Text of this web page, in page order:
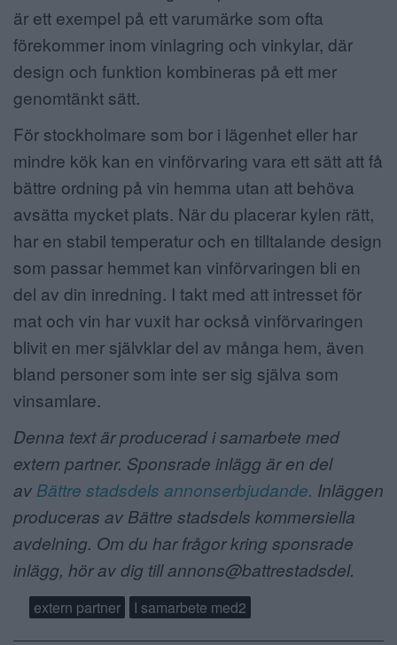
är ett exempel på ett varumärke som ofta
förekommer inom vinlagring och vinkylar, där
design och funktion kombineras på ett mer
genomtänkt sätt.
För stockholmare som bor i lägenhet eller har
mindre kök kan en vinförvaring vara ett sätt att få
bättre ordning på vin hemma utan att behöva
avsätta mycket plats. När du placerar kylen rätt,
har en stabil temperatur och en tilltalande design
som passar hemmet kan vinförvaringen bli en
del av din inredning. I takt med att intresset för
mat och vin har vuxit har också vinförvaringen
blivit en mer självklar del av många hem, även
bland personer som inte ser sig själva som
vinsamlare.
Denna text är producerad i samarbete med
extern partner. Sponsrade inlägg är en del
av Bättre stadsdels annonserbjudande. Inläggen
produceras av Bättre stadsdels kommersiella
avdelning. Om du har frågor kring sponsrade
inlägg, hör av dig till annons@battrestadsdel.
extern partner I samarbete med2